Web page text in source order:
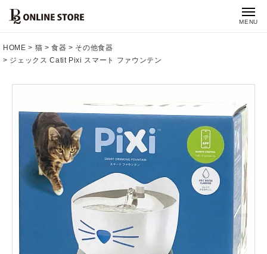
MENU
HOME 猫 食器
その他食器
ジェックス Catit Pixi スマート ファウンテン